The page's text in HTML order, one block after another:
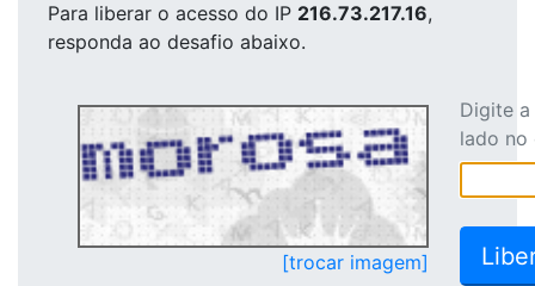
Para liberar o acesso do IP 216.73.217.16,
responda ao desafio abaixo.
[trocar imagem]
Digite
lado no